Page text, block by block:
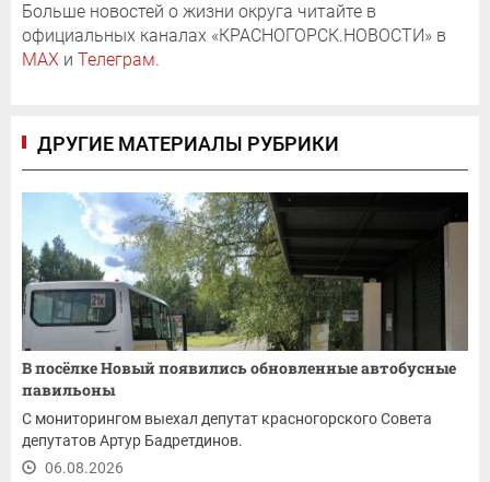
Больше новостей о жизни округа читайте в
официальных каналах «КРАСНОГОРСК.НОВОСТИ» в
MAX и Телеграм.
ДРУГИЕ МАТЕРИАЛЫ РУБРИКИ
В посёлке Новый появились обновленные автобусные
павильоны
С мониторингом выехал депутат красногорского Совета
депутатов Артур Бадретдинов.
06.08.2026